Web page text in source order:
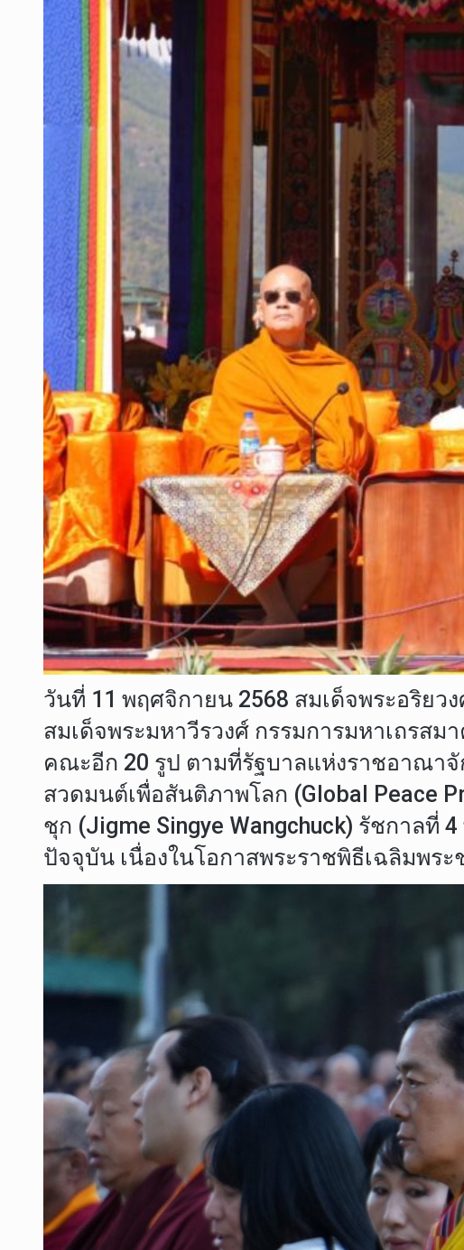
วันที่ 11 พฤศจิกายน 2568 สมเด็จพระอริย
สมเด็จพระมหาวีรวงศ์ กรรมการมหาเถรส
คณะอีก 20 รูป ตามที่รัฐบาลแห่งราชอาณา
สวดมนต์เพื่อสันติภาพโลก (Global Peace
ชุก (Jigme Singye Wangchuck) รัชกาล
ปัจจุบัน เนื่องในโอกาสพระราชพิธีเฉลิมพ